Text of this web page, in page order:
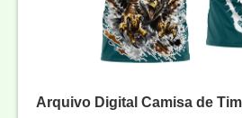
Arquivo Digital Camisa de